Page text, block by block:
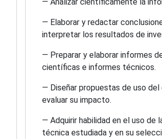
— Elaborar y redactar
interpretar los resultados de
— Preparar y elaborar informes
científicas e informes técnicos.
— Diseñar propuestas de uso
evaluar su impacto.
— Adquirir habilidad en el uso de
técnica estudiada y en su